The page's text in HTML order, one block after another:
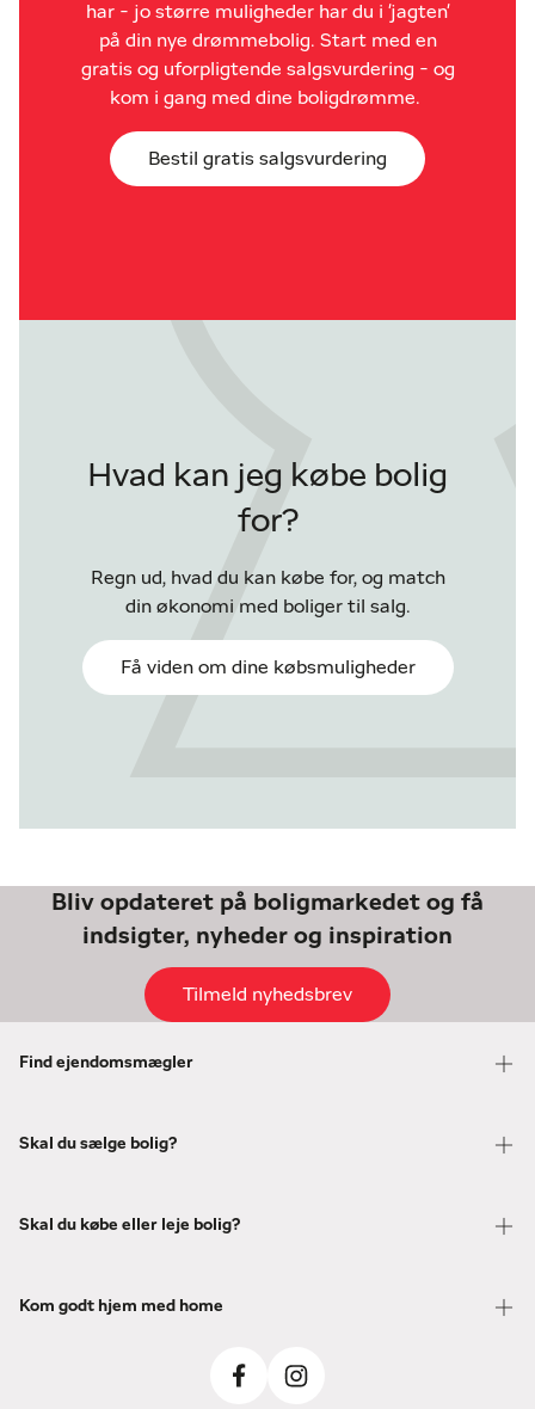
har - jo større muligheder har du i 'jagten'
på din nye drømmebolig. Start med en
gratis og uforpligtende salgsvurdering - og
kom i gang med dine boligdrømme.
Bestil gratis salgsvurdering
Hvad kan jeg købe bolig
for?
Regn ud, hvad du kan købe for, og match
din økonomi med boliger til salg.
Få viden om dine købsmuligheder
Bliv opdateret på boligmarkedet og få
indsigter, nyheder og inspiration
Tilmeld nyhedsbrev
Find ejendomsmægler
Skal du sælge bolig?
Skal du købe eller leje bolig?
Kom godt hjem med home